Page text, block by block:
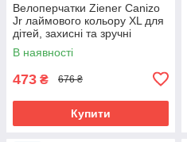
Велоперчатки Ziener Canizo
Jr лаймового кольору XL для
дітей, захисні та зручні
В наявності
473 ₴ 676 ₴
Купити